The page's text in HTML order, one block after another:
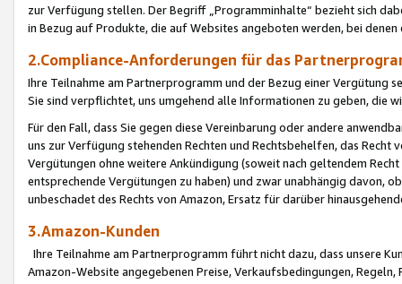
zur Verfügung stellen. Der Begriff „Programminhalte“ bezieht sich
in Bezug auf Produkte, die auf Websites angeboten werden, bei
2.Compliance-Anforderungen für das
Ihre Teilnahme am Partnerprogramm und der Bezug einer Vergütung
Sie sind verpflichtet, uns umgehend alle Informationen zu geben, die
Für den Fall, dass Sie gegen diese Vereinbarung oder andere
uns zur Verfügung stehenden Rechten und Rechtsbehelfen, das
Vergütungen ohne weitere Ankündigung (soweit nach geltendem
entsprechende Vergütungen zu haben) und zwar unabhängig davon,
unbeschadet des Rechts von Amazon, Ersatz für darüber
3.Amazon-Kunden
Ihre Teilnahme am Partnerprogramm führt nicht dazu, dass unsere
Amazon-Website angegebenen Preise, Verkaufsbedingungen,